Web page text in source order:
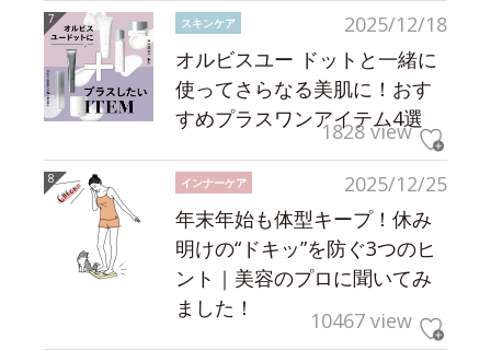
2025/12/18
スキンケア
オルビスユー ドットと一緒に
使ってさらなる美肌に！おす
すめプラスワンアイテム4選
1828 view
2025/12/25
インナーケア
年末年始も体型キープ！休み
明けの“ドキッ”を防ぐ3つのヒ
ント｜美容のプロに聞いてみ
ました！
10467 view